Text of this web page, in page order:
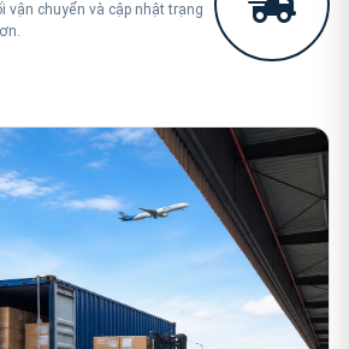
vận chuyển và cập nhật trạng